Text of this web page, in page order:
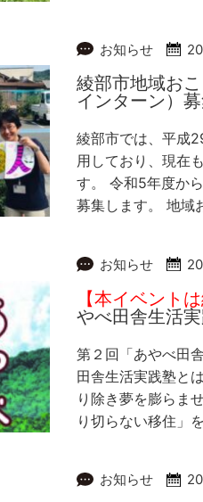
お知らせ
綾部市地域お
インターン）
綾部市では、平成
用しており、現在
す。 令和5年度か
募集します。 地域
お知らせ
【本イベント
やべ田舎生活
第２回「あやべ田
田舎生活実践塾と
り除き夢を膨らま
り切らない移住」
お知らせ